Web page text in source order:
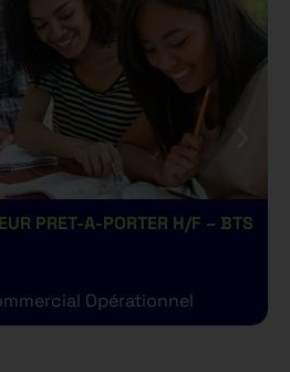
PRET-A-PORTER H/F – BTS
Opérationnel